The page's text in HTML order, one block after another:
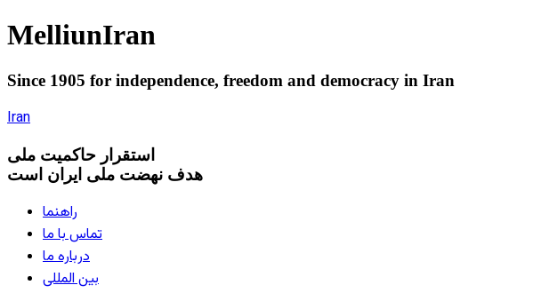
MelliunIran
Since 1905 for independence, freedom and democracy in Iran
Iran
استقرار حاکميت ملی
هدف نهضت ملی ایران است
راهنما
تماس با ما
درباره ما
بین المللی